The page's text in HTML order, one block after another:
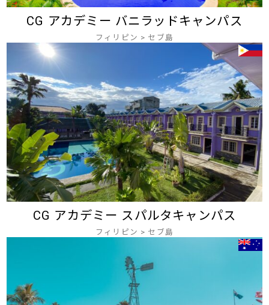
CG アカデミー バニラッドキャンパス
フィリピン > セブ島
CG アカデミー スパルタキャンパス
フィリピン > セブ島